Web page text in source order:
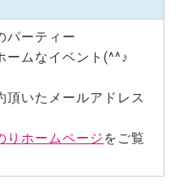
パーティー
ームなイベント(^^♪
頂いたメールアドレス
りホームページ をご覧